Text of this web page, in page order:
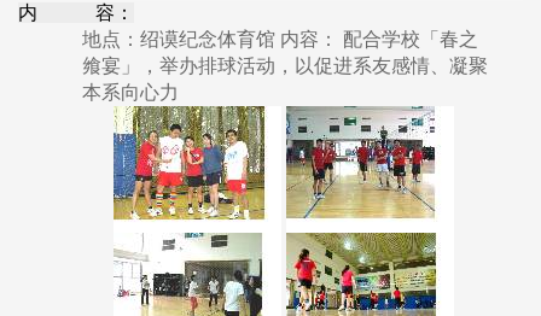
内 容：
地点：绍谟纪念体育馆 内容： 配合学校「春之
飨宴」，举办排球活动，以促进系友感情、凝聚
本系向心力